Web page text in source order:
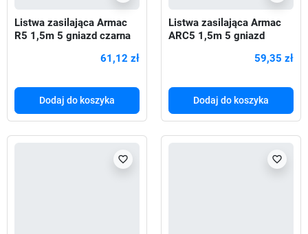
Listwa zasilająca Armac
R5 1,5m 5 gniazd czarna
61,12 zł
Dodaj do koszyka
Listwa zasilająca Armac
ARC5 1,5m 5 gniazd
59,35 zł
Dodaj do koszyka
favorite_border favorite_border